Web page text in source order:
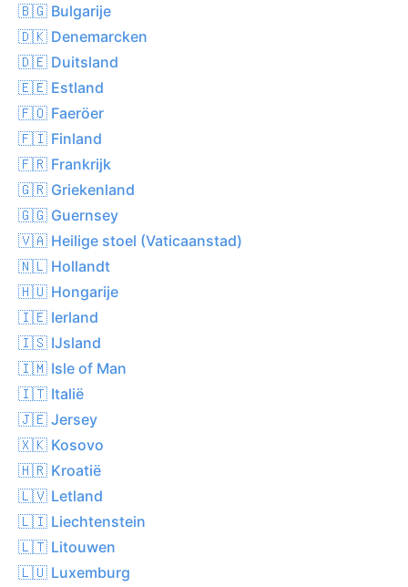
🇧🇬 Bulgarije
🇩🇰 Denemarcken
🇩🇪 Duitsland
🇪🇪 Estland
🇫🇴 Faeröer
🇫🇮 Finland
🇫🇷 Frankrijk
🇬🇷 Griekenland
🇬🇬 Guernsey
🇻🇦 Heilige stoel (Vaticaanstad)
🇳🇱 Hollandt
🇭🇺 Hongarije
🇮🇪 Ierland
🇮🇸 IJsland
🇮🇲 Isle of Man
🇮🇹 Italië
🇯🇪 Jersey
🇽🇰 Kosovo
🇭🇷 Kroatië
🇱🇻 Letland
🇱🇮 Liechtenstein
🇱🇹 Litouwen
🇱🇺 Luxemburg